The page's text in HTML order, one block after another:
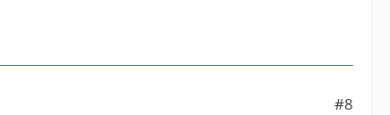
#8